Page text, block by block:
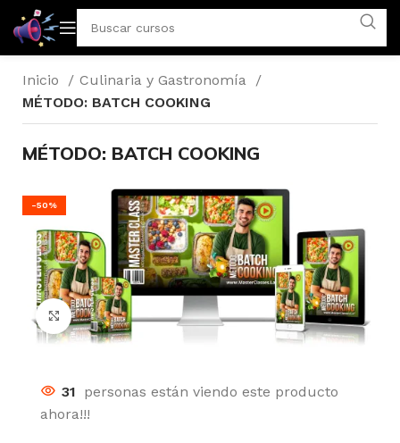
Inicio
Culinaria y Gastronomía
MÉTODO: BATCH COOKING
MÉTODO: BATCH COOKING
-50%
Click to enlarge
31 personas están viendo este producto
ahora!!!